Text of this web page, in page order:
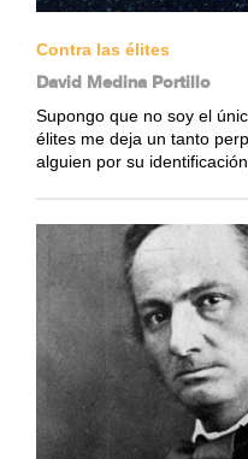
Contra las élites
David Medina Portillo
Supongo que no soy el
élites me deja un tanto
alguien por su